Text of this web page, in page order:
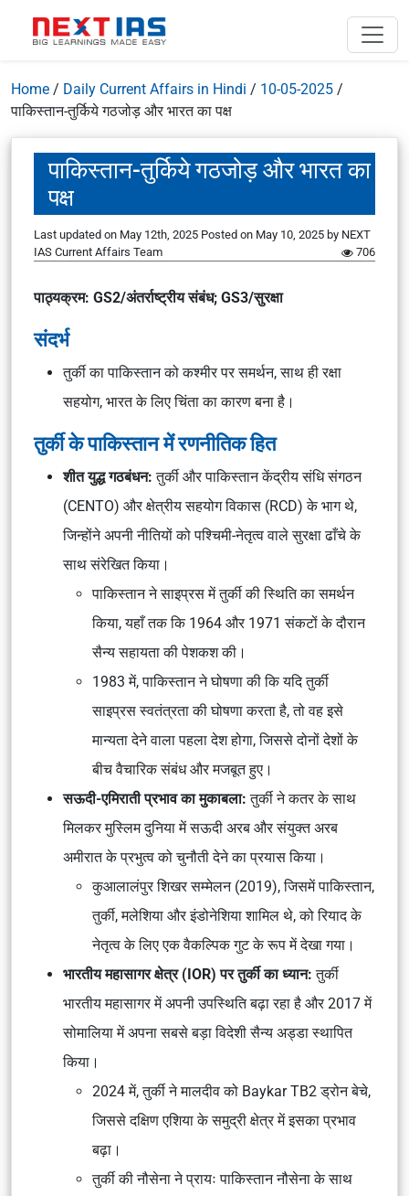
Home / Daily Current Affairs in Hindi / 10-05-2025 /
पाकिस्तान-तुर्किये गठजोड़ और भारत का पक्ष
पाकिस्तान-तुर्किये गठजोड़ और भारत का
पक्ष
Last updated on May 12th, 2025 Posted on May 10, 2025 by NEXT
IAS Current Affairs Team
706
पाठ्यक्रम: GS2/अंतर्राष्ट्रीय संबंध; GS3/सुरक्षा
संदर्भ
तुर्की का पाकिस्तान को कश्मीर पर समर्थन, साथ ही रक्षा
सहयोग, भारत के लिए चिंता का कारण बना है।
तुर्की के पाकिस्तान में रणनीतिक हित
शीत युद्ध गठबंधन:तुर्की और पाकिस्तान केंद्रीय संधि संगठन
(CENTO) और क्षेत्रीय सहयोग विकास (RCD) के भाग थे,
जिन्होंने अपनी नीतियों को पश्चिमी-नेतृत्व वाले सुरक्षा ढाँचे के
साथ संरेखित किया।
पाकिस्तान ने साइप्रस में तुर्की की स्थिति का समर्थन
किया, यहाँ तक कि 1964 और 1971 संकटों के दौरान
सैन्य सहायता की पेशकश की।
1983 में, पाकिस्तान ने घोषणा की कि यदि तुर्की
साइप्रस स्वतंत्रता की घोषणा करता है, तो वह इसे
मान्यता देने वाला पहला देश होगा, जिससे दोनों देशों के
बीच वैचारिक संबंध और मजबूत हुए।
सऊदी-एमिराती प्रभाव का मुकाबला: तुर्की ने कतर के साथ
मिलकर मुस्लिम दुनिया में सऊदी अरब और संयुक्त अरब
अमीरात के प्रभुत्व को चुनौती देने का प्रयास किया।
कुआलालंपुर शिखर सम्मेलन (2019), जिसमें पाकिस्तान,
तुर्की, मलेशिया और इंडोनेशिया शामिल थे, को रियाद के
नेतृत्व के लिए एक वैकल्पिक गुट के रूप में देखा गया।
भारतीय महासागर क्षेत्र (IOR) पर तुर्की का ध्यान: तुर्की
भारतीय महासागर में अपनी उपस्थिति बढ़ा रहा है और 2017 में
सोमालिया में अपना सबसे बड़ा विदेशी सैन्य अड्डा स्थापित
किया।
2024 में, तुर्की ने मालदीव को Baykar TB2 ड्रोन बेचे,
जिससे दक्षिण एशिया के समुद्री क्षेत्र में इसका प्रभाव
बढ़ा।
तुर्की की नौसेना ने प्रायः पाकिस्तान नौसेना के साथ